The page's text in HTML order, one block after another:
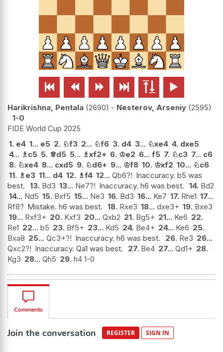
     
Harikrishna, Pentala 2690 - Nesterov, Arseniy 2595
1-0
FIDE World Cup 2025
1. e4 1... e5 2. ♘f3 2... ♘f6 3. d4 3... ♘xe4 4. dxe5
4... ♗c5 5. ♕d5 5... ♗xf2+ 6. ♔e2 6... f5 7. ♘c3 7... c6
8. ♘xe4 8... cxd5 9. ♘d6+ 9... ♔f8 10. ♔xf2 10... ♘c6
11. ♗e3 11... d4 12. ♗f4 12... Qb6?! Inaccuracy. b5 was
best. 13. Bd3 13... Ne7?! Inaccuracy. h6 was best. 14. Bd2
14... Nd5 15. Bxf5 15... Ne3 16. Bd3 16... Ke7 17. Rhe1 17...
Rf8? Mistake. h6 was best. 18. Rxe3 18... dxe3+ 19. Bxe3
19... Rxf3+ 20. Kxf3 20... Qxb2 21. Bg5+ 21... Ke6 22.
Re1 22... b5 23. Bf5+ 23... Kd5 24. Be4+ 24... Ke6 25.
Bxa8 25... Qc3+?! Inaccuracy. h6 was best. 26. Re3 26...
Qxc2?! Inaccuracy. Qa1 was best. 27. Be4 27... Qd1+ 28.
Kg3 28... Qh5 29. h4 1-0